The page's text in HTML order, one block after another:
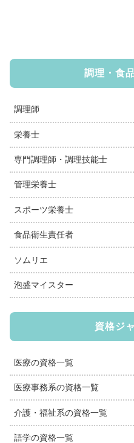
調理・食
調理師
栄養士
専門調理師・調理技能士
管理栄養士
スポーツ栄養士
食品衛生責任者
ソムリエ
泡盛マイスター
資格ジ
医療の資格一覧
医療事務系の資格一覧
介護・福祉系の資格一覧
語学の資格一覧